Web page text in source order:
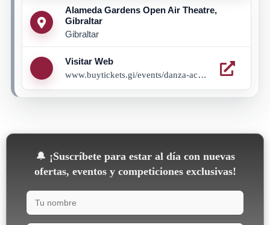
Alameda Gardens Open Air Theatre,
Gibraltar
Gibraltar
Visitar Web
www.buytickets.gi/events/danza-academy-showcase-2026-1291?_gl=1*cw5ejw*_up*MQ..*_ga*NzA1Njg3MDkzLjE3ODA3MzY4MTE.*_ga_8LCG62RB03*czE3ODA3MzY4MTAkbzEkZzEkdDE3ODA3MzY4MTMkajU3JGwwJGgw
🔔 ¡Suscríbete para estar al día con nuevas
ofertas, eventos y competiciones exclusivas!